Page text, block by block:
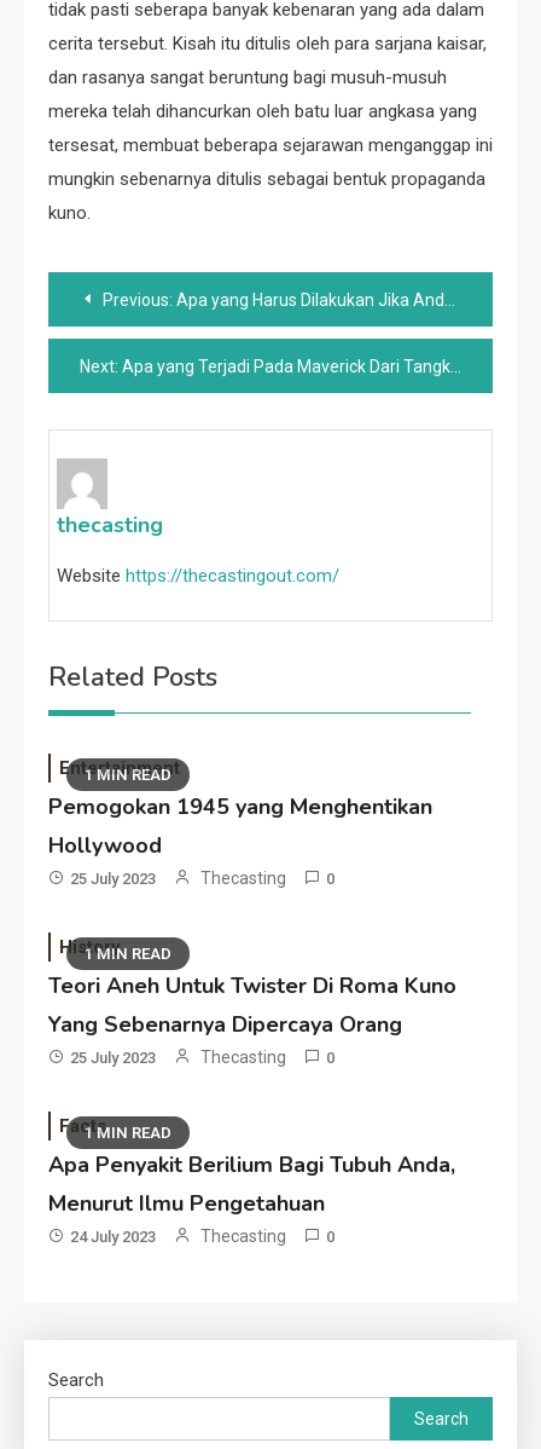
tidak pasti seberapa banyak kebenaran yang ada dalam
cerita tersebut. Kisah itu ditulis oleh para sarjana kaisar,
dan rasanya sangat beruntung bagi musuh-musuh
mereka telah dihancurkan oleh batu luar angkasa yang
tersesat, membuat beberapa sejarawan menganggap ini
mungkin sebenarnya ditulis sebagai bentuk propaganda
kuno.
Post
navigation
Previous: Apa yang Harus Dilakukan Jika Anda Berada Dalam Mobil yang Tenggelam
Next: Apa yang Terjadi Pada Maverick Dari Tangkapan Paling Mematikan?
thecasting
Website https://thecastingout.com/
Related Posts
1 MIN READ
Entertainment
Pemogokan 1945 yang Menghentikan
Hollywood
25 July 2023 Thecasting 0
1 MIN READ
History
Teori Aneh Untuk Twister Di Roma Kuno
Yang Sebenarnya Dipercaya Orang
25 July 2023 Thecasting 0
1 MIN READ
Facts
Apa Penyakit Berilium Bagi Tubuh Anda,
Menurut Ilmu Pengetahuan
24 July 2023 Thecasting 0
Search
Search